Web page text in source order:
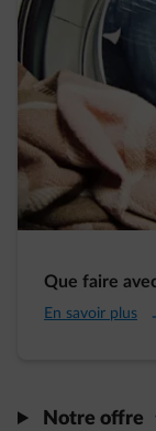
Que faire
En savoir plus
Notre offre